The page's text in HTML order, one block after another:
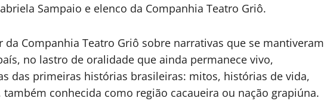
Sampaio e elenco da Companhia Teatro Griô.
da Companhia Teatro Griô sobre narrativas que se mantiveram
no lastro de oralidade que ainda permanece vivo,
das primeiras histórias brasileiras: mitos, histórias de vida,
também conhecida como região cacaueira ou nação grapiúna.